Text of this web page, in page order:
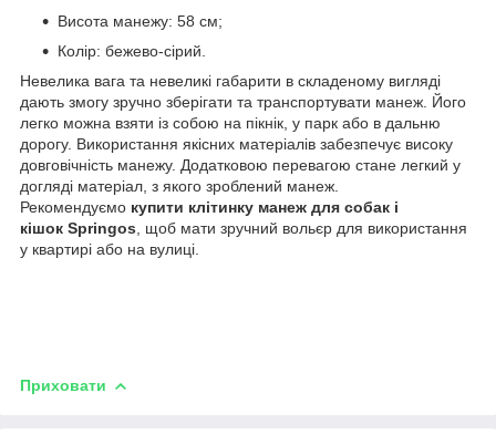
Висота манежу: 58 см;
Колір: бежево-сірий.
Невелика вага та невеликі габарити в складеному вигляді
дають змогу зручно зберігати та транспортувати манеж. Його
легко можна взяти із собою на пікнік, у парк або в дальню
дорогу. Використання якісних матеріалів забезпечує високу
довговічність манежу. Додатковою перевагою стане легкий у
догляді матеріал, з якого зроблений манеж.
Рекомендуємо купити клітинку манеж для собак і
кішок Springos , щоб мати зручний вольєр для використання
у квартирі або на вулиці.
Приховати